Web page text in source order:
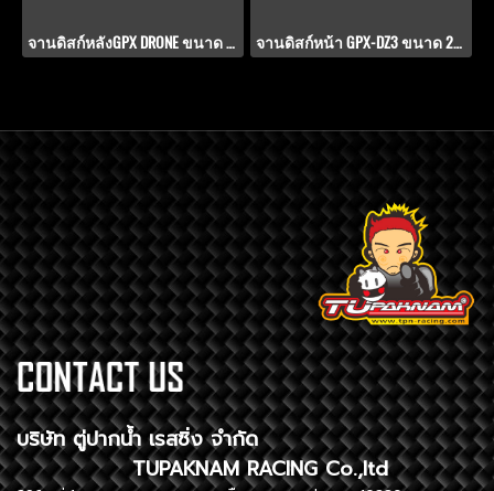
จานดิสก์หลังGPX DRONE ขนาด 220 มิล V.4. 2-TONE จานดิสก์หน้า GPX-DZ3 ขนาด 250 มิล. PWS-V.5
บริษัท ตู่ปากน้ำ เรสซิ่ง จำกัด
TUPAKNAM RACING Co.,ltd